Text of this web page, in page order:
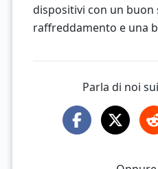
dispositivi con un buon
raffreddamento e una
Parla di noi